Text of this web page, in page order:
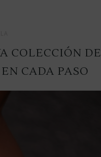
COLECCIÓN DE
CADA PASO